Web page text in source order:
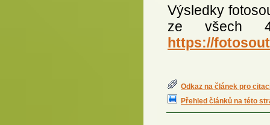
Výsledky
ze všech
https://
Odkaz na článek pro
Přehled článků na této